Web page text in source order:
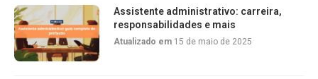
Assistente administrativo: carreira,
responsabilidades e mais
Atualizado em 15 de maio de 2025